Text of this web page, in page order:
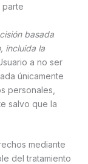
parte
basada
incluida la
a no ser
únicamente
personales,
salvo que la
mediante
del tratamiento